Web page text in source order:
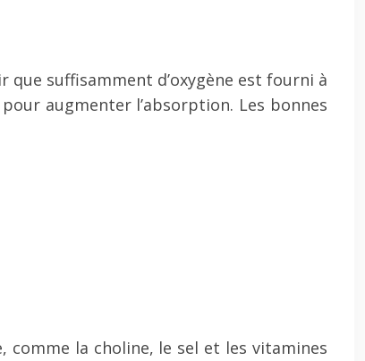
suffisamment d’oxygène est fourni à
augmenter l’absorption. Les bonnes
la choline, le sel et les vitamines